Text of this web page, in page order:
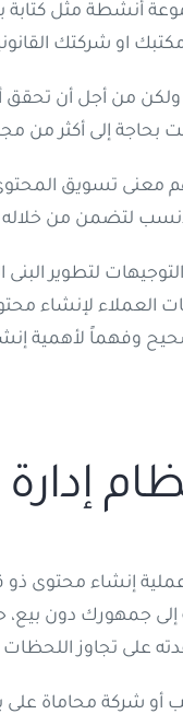
أنشطة مثل كتابة
او شركتك
من أجل أن
بحاجة إلى أكثر من
تسويق المحتوى
لتضمن من خلاله
لتطوير
لإنشاء
وفهماً لأهمية
إنشاء محتوى
جمهورك دون
على تجاوز اللحظات
شركة محاماة على